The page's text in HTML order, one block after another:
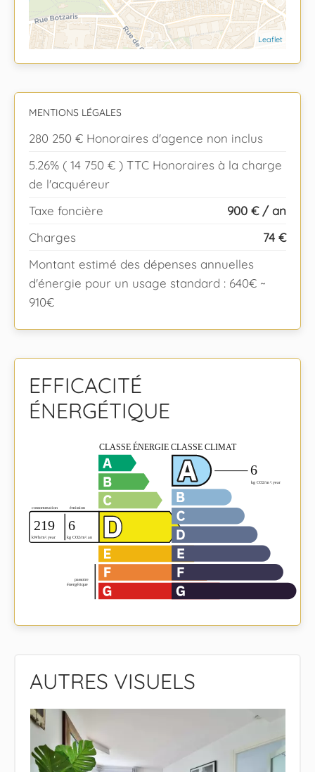
Leaflet
MENTIONS LÉGALES
280 250 € Honoraires d'agence non inclus
5.26% ( 14 750 € ) TTC Honoraires à la charge
de l'acquéreur
Taxe foncière
900 € / an
Charges
74 €
Montant estimé des dépenses annuelles
d'énergie pour un usage standard : 640€ ~
910€
EFFICACITÉ
ÉNERGÉTIQUE
AUTRES VISUELS